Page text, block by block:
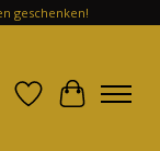
geschenken!
Verlanglijst